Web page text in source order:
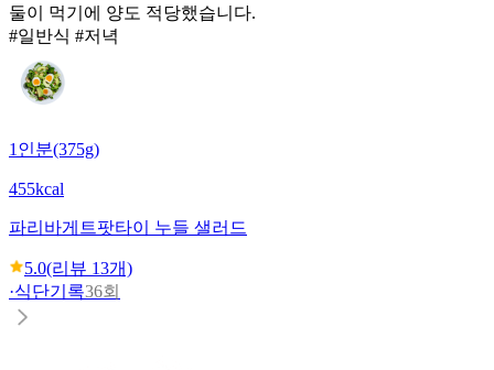
둘이 먹기에 양도 적당했습니다.
#일반식 #저녁
1인분(375g)
455kcal
파리바게트팟타이 누들 샐러드
5.0(리뷰 13개)
·식단기록36회